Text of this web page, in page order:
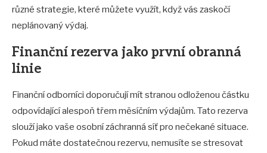
různé strategie, které můžete využít, když vás zaskočí
neplánovaný výdaj.
Finanční rezerva jako první obranná
linie
Finanční odborníci doporučují mít stranou odloženou částku
odpovídající alespoň třem měsíčním výdajům. Tato rezerva
slouží jako vaše osobní záchranná síť pro nečekané situace.
Pokud máte dostatečnou rezervu, nemusíte se stresovat